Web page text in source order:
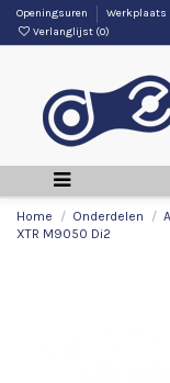
Openingsuren Werkplaats
Verlanglijst (0)
Home Onderdelen
XTR M9050 Di2